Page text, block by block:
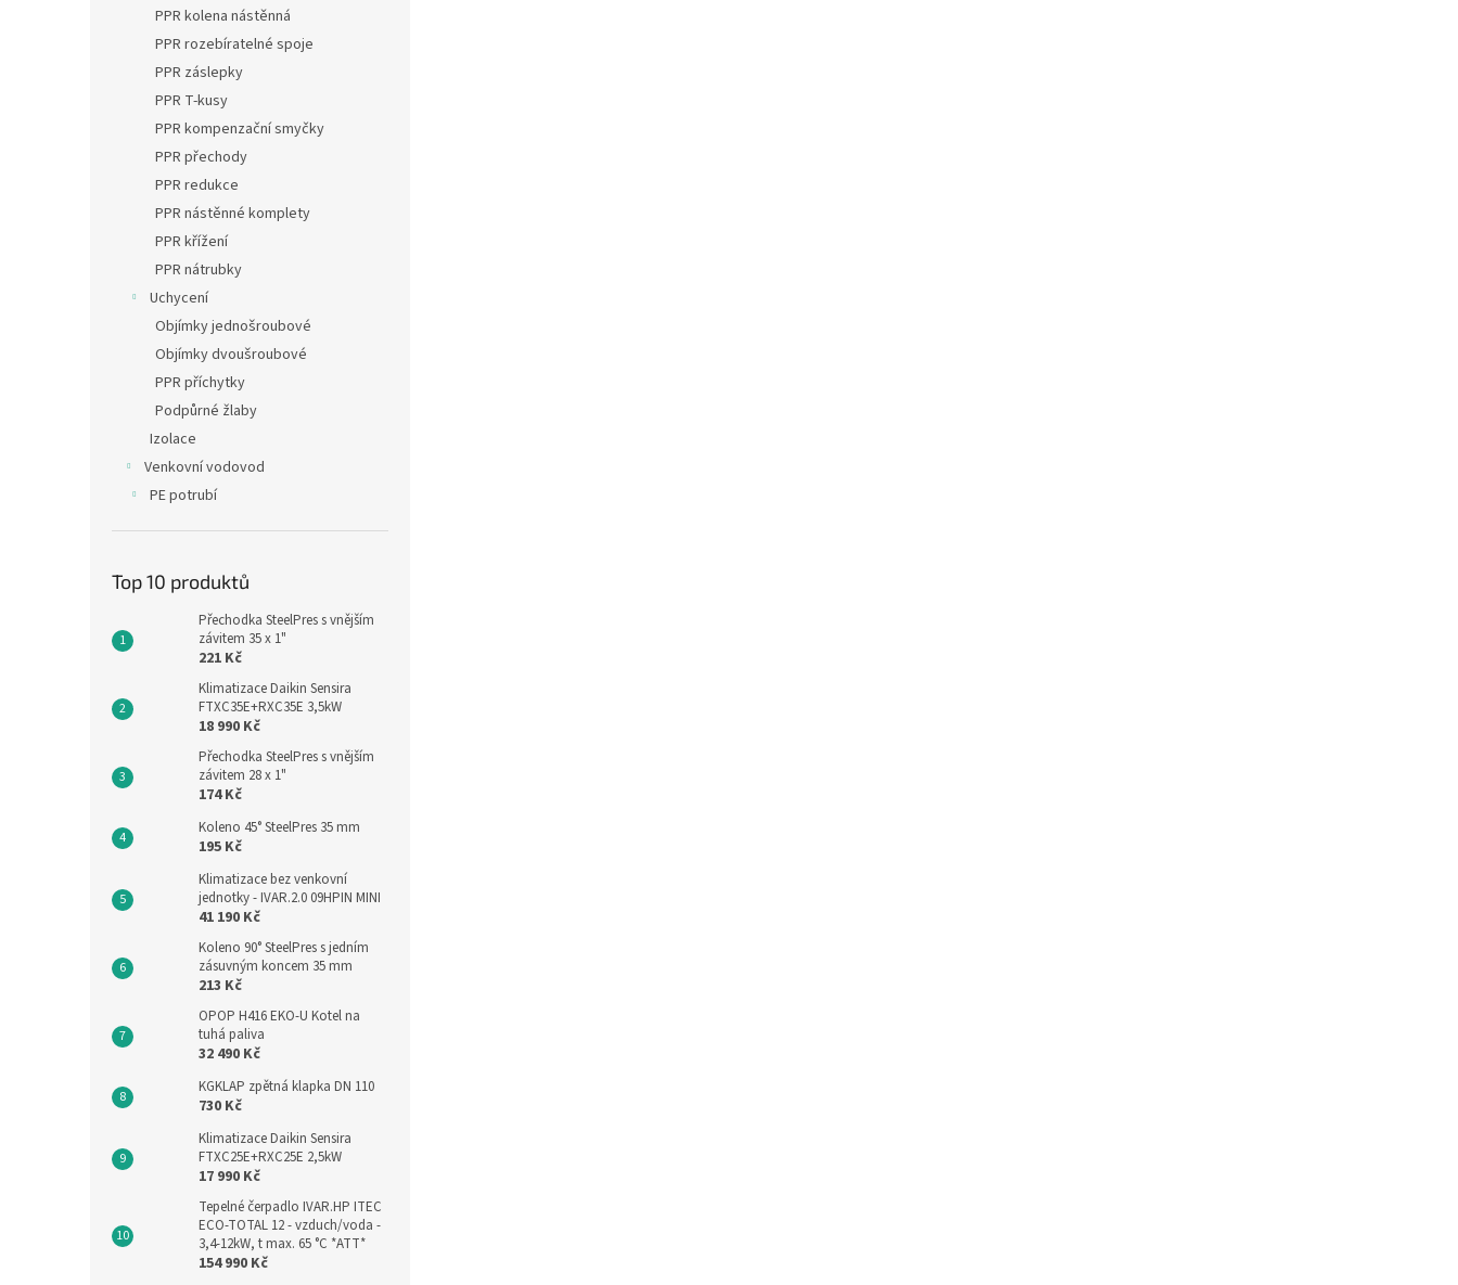
PPR kolena nástěnná
PPR rozebíratelné spoje
PPR záslepky
PPR T-kusy
PPR kompenzační smyčky
PPR přechody
PPR redukce
PPR nástěnné komplety
PPR křížení
PPR nátrubky
Uchycení
Objímky jednošroubové
Objímky dvoušroubové
PPR příchytky
Podpůrné žlaby
Izolace
Venkovní vodovod
PE potrubí
Top 10 produktů
Přechodka SteelPres s vnějším
závitem 35 x 1"
221 Kč
Klimatizace Daikin Sensira
FTXC35E+RXC35E 3,5kW
18 990 Kč
Přechodka SteelPres s vnějším
závitem 28 x 1"
174 Kč
Koleno 45° SteelPres 35 mm
195 Kč
Klimatizace bez venkovní
jednotky - IVAR.2.0 09HPIN MINI
41 190 Kč
Koleno 90° SteelPres s jedním
zásuvným koncem 35 mm
213 Kč
OPOP H416 EKO-U Kotel na
tuhá paliva
32 490 Kč
KGKLAP zpětná klapka DN 110
730 Kč
Klimatizace Daikin Sensira
FTXC25E+RXC25E 2,5kW
17 990 Kč
Tepelné čerpadlo IVAR.HP ITEC
ECO-TOTAL 12 - vzduch/voda -
3,4-12kW, t max. 65 °C *ATT*
154 990 Kč